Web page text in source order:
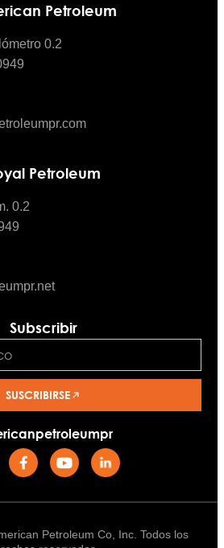
Petroleum
0.2
Petroleum
0.2
Subscribir
SUSCRIBIRSE
Petroleum Co, Inc. Todos los